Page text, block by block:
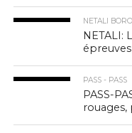
NETALI
NETALI:
PASS - PASS
PASS-
rouages,